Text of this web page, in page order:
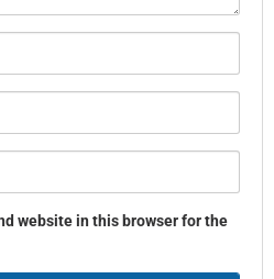
website in this browser for the